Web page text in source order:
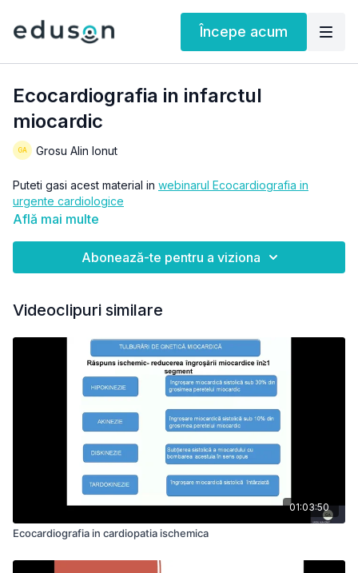
Începe acum
Ecocardiografia in infarctul
miocardic
Grosu Alin Ionut
Puteti gasi acest material in webinarul Ecocardiografia in
urgente cardiologice
Află mai multe
Abonează-te pentru a viziona
Videoclipuri similare
01:03:50
Ecocardiografia in cardiopatia ischemica